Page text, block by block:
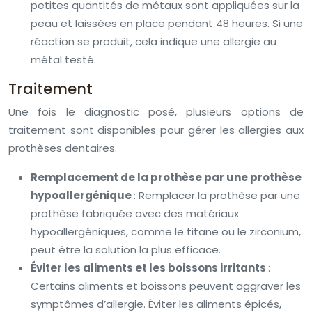
petites quantités de métaux sont appliquées sur la
peau et laissées en place pendant 48 heures. Si une
réaction se produit, cela indique une allergie au
métal testé.
Traitement
Une fois le diagnostic posé, plusieurs options de
traitement sont disponibles pour gérer les allergies aux
prothèses dentaires.
Remplacement de la prothèse par une prothèse
hypoallergénique: Remplacer la prothèse par une
prothèse fabriquée avec des matériaux
hypoallergéniques, comme le titane ou le zirconium,
peut être la solution la plus efficace.
Éviter les aliments et les boissons irritants :
Certains aliments et boissons peuvent aggraver les
symptômes d’allergie. Éviter les aliments épicés,